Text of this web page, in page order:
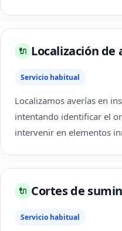
🔌 Localización de
Servicio habitual
Localizamos averías en
intentando identificar el
intervenir en elementos
🔌 Cortes de
Servicio habitual